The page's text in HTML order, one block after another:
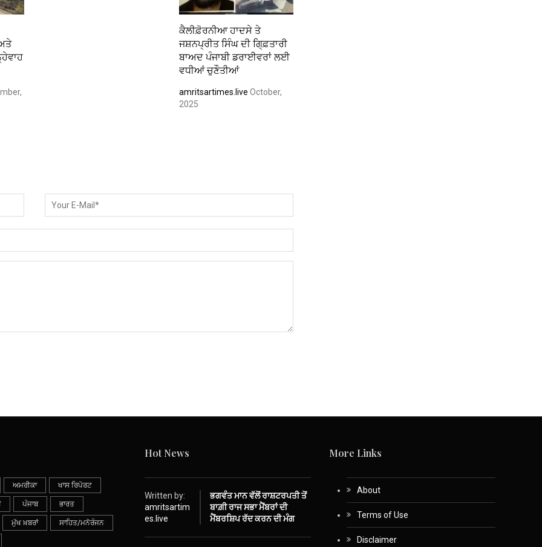
ਕੈਲੀਫ਼ੋਰਨੀਆ ਹਾਦਸੇ ਤੇ
ਜਸ਼ਨਪ੍ਰੀਤ ਸਿੰਘ ਦੀ ਗਿ੍ਫ਼ਤਾਰੀ
ਬਾਅਦ ਪੰਜਾਬੀ ਡਰਾਈਵਰਾਂ ਲਈ
ਵਧੀਆਂ ਚੁਣੌਤੀਆਂ
amritsartimes.live October,
2025
ਅਮਰੀਕਾ ਖਾਸ ਰਿਪੋਰਟ
ਪੰਜਾਬ ਭਾਰਤ
ਮੁੱਖ ਖ਼ਬਰਾਂ ਸਾਹਿਤ/ਮਨੋਰੰਜਨ
Hot News
Written by:
amritsartim
es.live
ਭਗਵੰਤ ਮਾਨ ਵੱਲੋਂ ਰਾਸ਼ਟਰਪਤੀ ਤੋਂ
ਬਾਗ਼ੀ ਰਾਜ ਸਭਾ ਮੈਂਬਰਾਂ ਦੀ
ਮੈਂਬਰਸ਼ਿਪ ਰੱਦ ਕਰਨ ਦੀ ਮੰਗ
More Links
About
Terms of Use
Disclaimer